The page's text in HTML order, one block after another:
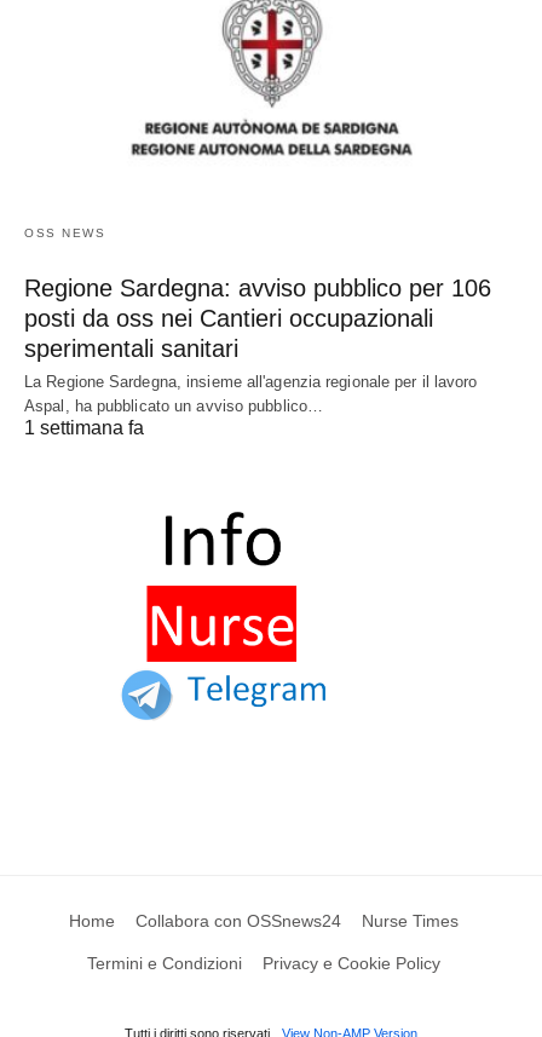
OSS NEWS
Regione Sardegna: avviso pubblico per 106
posti da oss nei Cantieri occupazionali
sperimentali sanitari
La Regione Sardegna, insieme all'agenzia regionale per il lavoro
Aspal, ha pubblicato un avviso pubblico…
1 settimana fa
Home Collabora con OSSnews24 Nurse Times
Termini e Condizioni Privacy e Cookie Policy
Tutti i diritti sono riservati View Non-AMP Version